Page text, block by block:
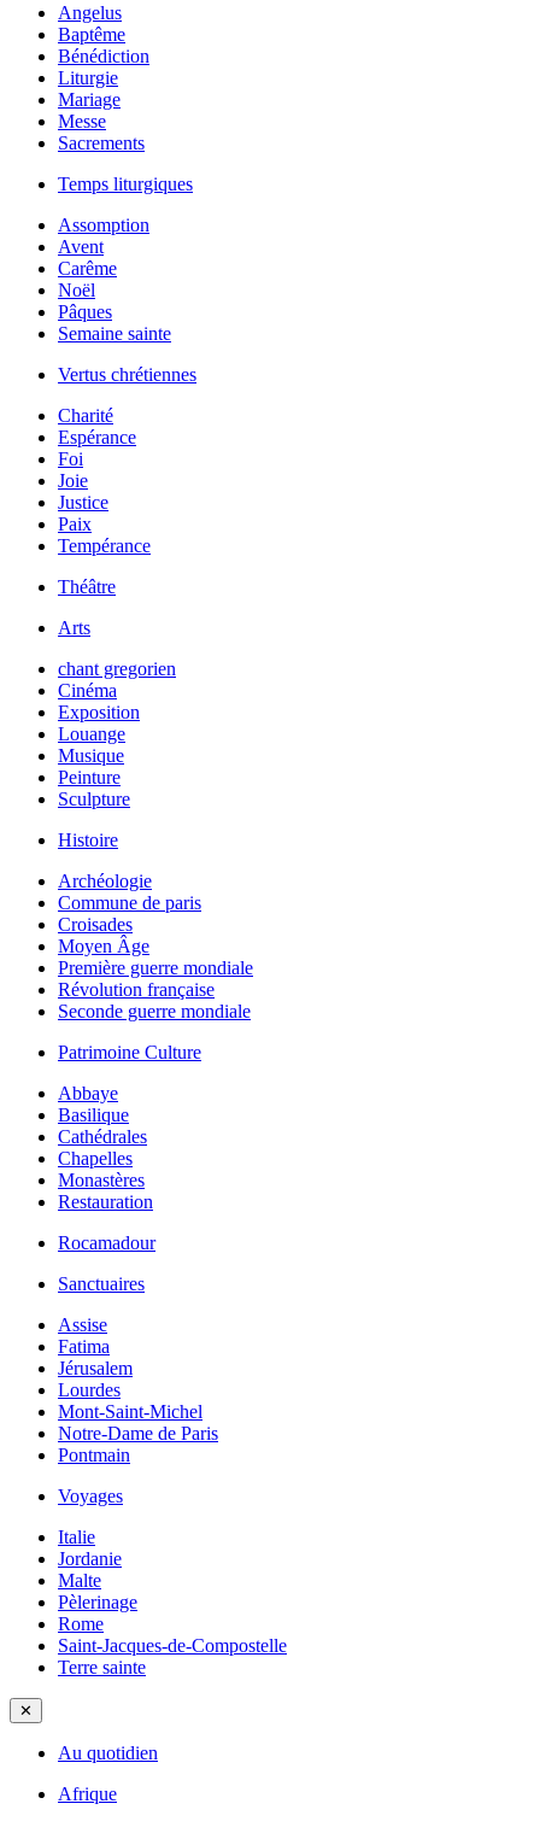
Angelus
Baptême
Bénédiction
Liturgie
Mariage
Messe
Sacrements
Temps liturgiques
Assomption
Avent
Carême
Noël
Pâques
Semaine sainte
Vertus chrétiennes
Charité
Espérance
Foi
Joie
Justice
Paix
Tempérance
Théâtre
Arts
chant gregorien
Cinéma
Exposition
Louange
Musique
Peinture
Sculpture
Histoire
Archéologie
Commune de paris
Croisades
Moyen Âge
Première guerre mondiale
Révolution française
Seconde guerre mondiale
Patrimoine Culture
Abbaye
Basilique
Cathédrales
Chapelles
Monastères
Restauration
Rocamadour
Sanctuaires
Assise
Fatima
Jérusalem
Lourdes
Mont-Saint-Michel
Notre-Dame de Paris
Pontmain
Voyages
Italie
Jordanie
Malte
Pèlerinage
Rome
Saint-Jacques-de-Compostelle
Terre sainte
✕
Au quotidien
Afrique